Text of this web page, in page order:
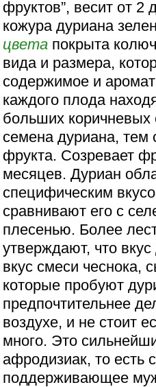
фруктов”, весит от 2
кожура дуриана
цвета покрыта
вида и размера,
содержимое и
каждого плода
больших
семена дуриана, тем
фрукта. Созревает
месяцев. Дуриан
специфическим
сравнивают его с
плесенью. Более
утверждают, что
вкус смеси чеснока,
которые пробуют
предпочтительнее
воздухе, и не стоит
много. Это
афродизиак, то есть
поддерживающее